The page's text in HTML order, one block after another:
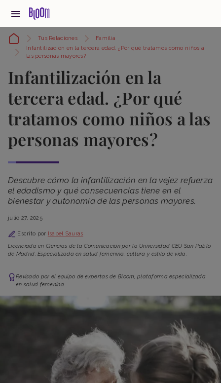
Tus Relaciones
Familia
Infantilización en la tercera edad. ¿Por qué tratamos como niños a
las personas mayores?
Infantilización en la
tercera edad. ¿Por qué
tratamos como niños a las
personas mayores?
Descubre cómo la infantilización en la vejez refuerza
el edadismo y qué consecuencias tiene en el
bienestar y autonomía de las personas mayores.
julio 27, 2025
Escrito por
Isabel Sauras
Licenciada en Ciencias de la Comunicación por la Universidad CEU San Pablo
de Madrid. Especializada en salud femenina, cultura y estilo de vida.
Revisado por el equipo de expertas de Bloom, plataforma especializada
en salud femenina.